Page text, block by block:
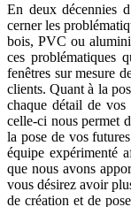
En deux décennies
cerner les
bois, PVC ou
ces problématiques
fenêtres sur mesure
clients. Quant à la
chaque détail de
celle-ci nous permet
la pose de vos
équipe expérimenté
que nous avons
vous désirez avoir
de création et de